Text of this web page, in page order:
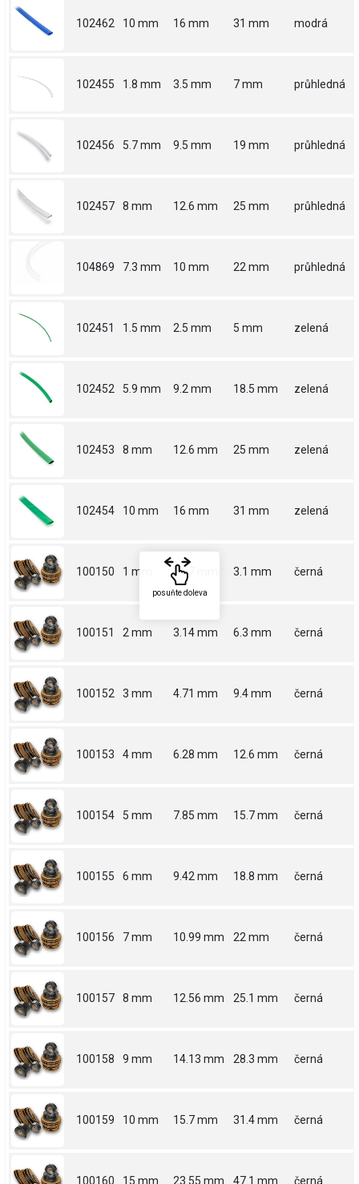
102462 10 mm 16 mm 31 mm modrá
102455 1.8 mm 3.5 mm 7 mm průhledná
102456 5.7 mm 9.5 mm 19 mm průhledná
102457 8 mm 12.6 mm 25 mm průhledná
104869 7.3 mm 10 mm 22 mm průhledná
102451 1.5 mm 2.5 mm 5 mm zelená
102452 5.9 mm 9.2 mm 18.5 mm zelená
102453 8 mm 12.6 mm 25 mm zelená
102454 10 mm 16 mm 31 mm zelená
100150 1 mm 1.57 mm 3.1 mm černá
100151 2 mm 3.14 mm 6.3 mm černá
100152 3 mm 4.71 mm 9.4 mm černá
100153 4 mm 6.28 mm 12.6 mm černá
100154 5 mm 7.85 mm 15.7 mm černá
100155 6 mm 9.42 mm 18.8 mm černá
100156 7 mm 10.99 mm 22 mm černá
100157 8 mm 12.56 mm 25.1 mm černá
100158 9 mm 14.13 mm 28.3 mm černá
100159 10 mm 15.7 mm 31.4 mm černá
100160 15 mm 23.55 mm 47.1 mm černá
posuňte doleva